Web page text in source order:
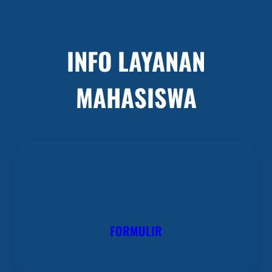
INFO LAYANAN
MAHASISWA
FORMULIR